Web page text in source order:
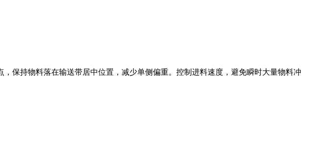
保持物料落在输送带居中位置，减少单侧偏重。控制进料速度，避免瞬时大量物料冲